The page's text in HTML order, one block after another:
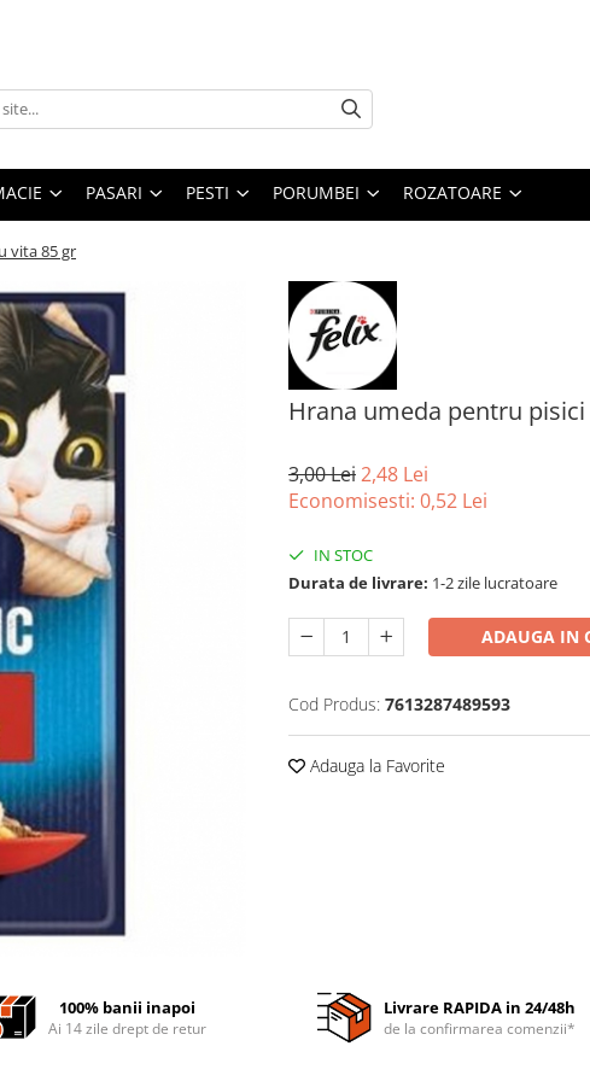
PASARI PESTI PORUMBEI ROZATOARE
vita 85 gr
Hrana umeda pentru
3,00 Lei2,48 Lei
Economisesti: 0,52 Lei
IN STOC
Durata de livrare: 1-2 zile lucratoare
ADAUGA IN
Cod Produs: 7613287489593
Adauga la Favorite
100% banii inapoi
Ai 14 zile drept de retur
Livrare RAPIDA in 24/48h
de la confirmarea comenzii*